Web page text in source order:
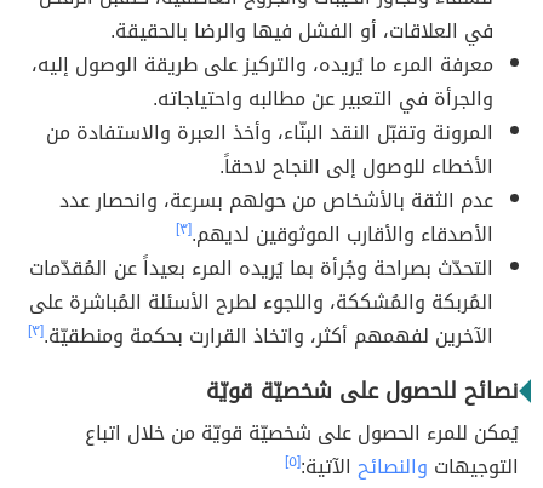
في العلاقات، أو الفشل فيها والرضا بالحقيقة.
معرفة المرء ما يُريده، والتركيز على طريقة الوصول إليه،
والجرأة في التعبير عن مطالبه واحتياجاته.
المرونة وتقبّل النقد البنّاء، وأخذ العبرة والاستفادة من
الأخطاء للوصول إلى النجاح لاحقاً.
عدم الثقة بالأشخاص من حولهم بسرعة، وانحصار عدد
الأصدقاء والأقارب الموثوقين لديهم.[٣]
التحدّث بصراحة وجُرأة بما يُريده المرء بعيداً عن المُقدّمات
المُربكة والمُشككة، واللجوء لطرح الأسئلة المُباشرة على
الآخرين لفهمهم أكثر، واتخاذ القرارت بحكمة ومنطقيّة.[٣]
نصائح للحصول على شخصيّة قويّة
يُمكن للمرء الحصول على شخصيّة قويّة من خلال اتباع
التوجيهات والنصائح الآتية:[٥]